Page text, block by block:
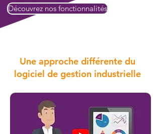
Découvrez nos fonctionnalités
Une approche différente du
logiciel de gestion industrielle